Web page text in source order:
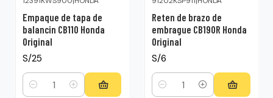
Empaque de tapa de
balancin CB110 Honda
Original
S/25
Cantidad
Reten de brazo de
embrague CB190R Honda
Original
S/6
Cantidad